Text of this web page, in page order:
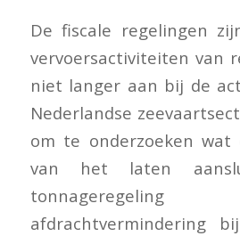
De fiscale regelingen
vervoersactiviteiten van
niet langer aan bij de
Nederlandse
om te onderzoeken wat
van het laten
afdrachtvermindering